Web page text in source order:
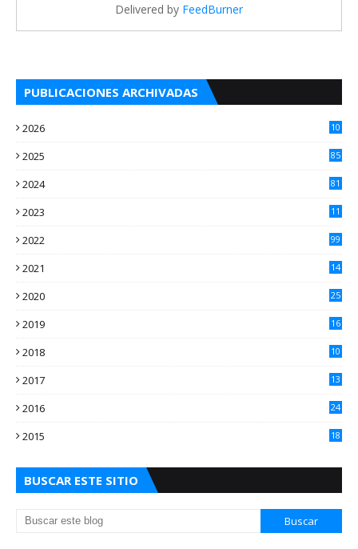
Delivered by FeedBurner
PUBLICACIONES ARCHIVADAS
2026
10
2025 85
2024 81
2023
11
2022 99
2021
14
2020
25
2019
16
2018
10
2017
13
2016
24
2015
18
BUSCAR ESTE SITIO